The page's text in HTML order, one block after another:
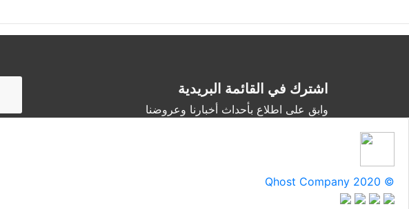
اشترك في القائمة البريدية
وابق على اطلاع بأحداث أخبارنا وعروضنا
Qhost Company 2020 ©